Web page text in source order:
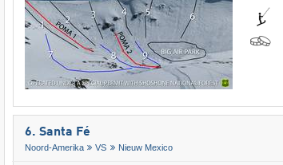
6. Santa Fé
Noord-Amerika VS Nieuw Mexico